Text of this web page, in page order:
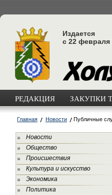
Издается
с 22 февраля
РЕДАКЦИЯ ЗАКУПКИ
Главная Новости Публичные
Новости
Общество
Происшествия
Культура и искусство
Экономика
Политика